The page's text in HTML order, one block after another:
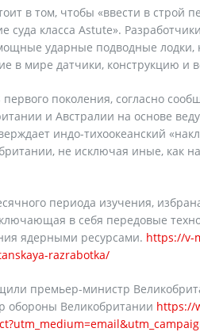
в том, чтобы «ввести в
класса Astute».
ударные подводные лодки,
в мире датчики, конструкцию и
поколения, согласно
и Австралии на основе
индо-тихоокеанский
не исключая иные, как
периода изучения,
в себя передовые
ядерными ресурсами. https://v-
razrabotka/
премьер-министр
обороны Великобритании https://